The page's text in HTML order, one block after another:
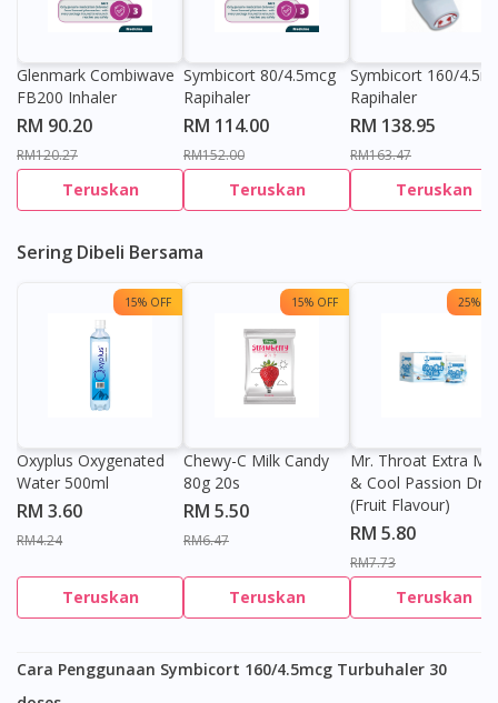
Glenmark Combiwave
FB200 Inhaler
RM 90.20
RM120.27
Teruskan
Symbicort 80/4.5mcg
Rapihaler
RM 114.00
RM152.00
Teruskan
Symbicort 160/
Rapihaler
RM 138.95
RM163.47
Teruskan
Sering Dibeli Bersama
15% OFF
Oxyplus Oxygenated
Water 500ml
RM 3.60
RM4.24
Teruskan
15% OFF
Chewy-C Milk Candy
80g 20s
RM 5.50
RM6.47
Teruskan
25%
Mr. Throat Extra
& Cool Passion
(Fruit Flavour)
RM 5.80
RM7.73
Teruskan
Cara Penggunaan Symbicort 160/4.5mcg Turbuhaler 30